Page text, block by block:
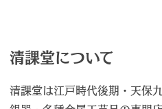
清課堂について
清課堂は江戸時代後期・天保